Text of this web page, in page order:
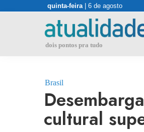
quinta-feira | 6 de agosto
dois pontos pra tudo
Brasil
cultural